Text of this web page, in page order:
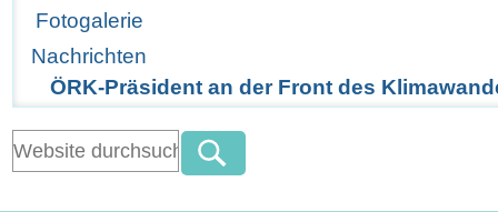
Fotogalerie
Nachrichten
ÖRK-Präsident an der Front des